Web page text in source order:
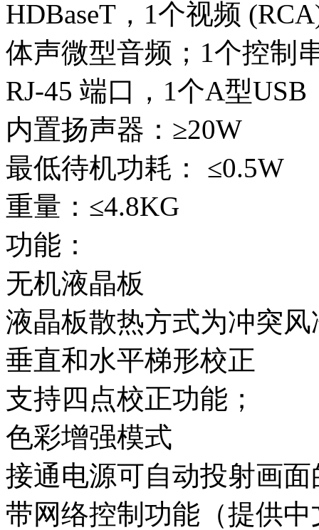
HDBaseT，1个视频
体声微型音频；1个控制
RJ-45 端口，1个A型
内置扬声器：≥20W
最低待机功耗： ≤0.5W
重量：≤4.8KG
功能：
无机液晶板
液晶板散热方式为冲突风
垂直和水平梯形校正
支持四点校正功能；
色彩增强模式
接通电源可自动投射画
带网络控制功能（提供